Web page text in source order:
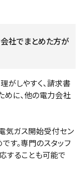
社でまとめた方が
しやすく、請求書
めに、他の電力会社
気ガス開始受付セン
す。専門のスタッフ
することも可能で